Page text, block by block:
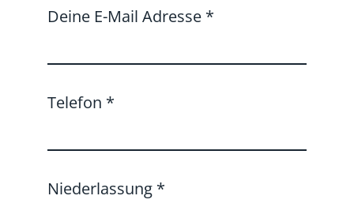
Deine E-Mail Adresse *
Telefon *
Niederlassung *